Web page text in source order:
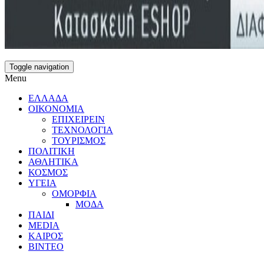
Toggle navigation
Menu
ΕΛΛΑΔΑ
ΟΙΚΟΝΟΜΙΑ
ΕΠΙΧΕΙΡΕΙΝ
ΤΕΧΝΟΛΟΓΙΑ
ΤΟΥΡΙΣΜΟΣ
ΠΟΛΙΤΙΚΗ
ΑΘΛΗΤΙΚΑ
ΚΟΣΜΟΣ
ΥΓΕΙΑ
ΟΜΟΡΦΙΑ
ΜΟΔΑ
ΠΑΙΔΙ
MEDIA
ΚΑΙΡΟΣ
ΒΙΝΤΕΟ